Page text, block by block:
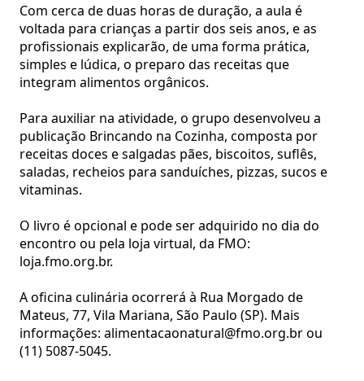
Com cerca de duas horas de duração, a aula é
voltada para crianças a partir dos seis anos, e as
profissionais explicarão, de uma forma prática,
simples e lúdica, o preparo das receitas que
integram alimentos orgânicos.
Para auxiliar na atividade, o grupo desenvolveu a
publicação Brincando na Cozinha, composta por
receitas doces e salgadas pães, biscoitos, suflês,
saladas, recheios para sanduíches, pizzas, sucos e
vitaminas.
O livro é opcional e pode ser adquirido no dia do
encontro ou pela loja virtual, da FMO:
loja.fmo.org.br.
A oficina culinária ocorrerá à Rua Morgado de
Mateus, 77, Vila Mariana, São Paulo (SP). Mais
informações: alimentacaonatural@fmo.org.brou
(11) 5087-5045.